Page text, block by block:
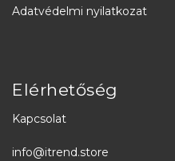
Adatvédelmi nyilatkozat
Elérhetőség
Kapcsolat
info@itrend.store